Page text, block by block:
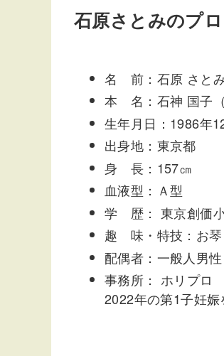
石原さとみのプ
名 前：石原 さとみ
本 名：石神 国子（
生年月日：1986年
出身地：東京都
身 長：157㎝
血液型：Ａ型
学 歴： 東京創価
趣 味・特技：お琴
配偶者：一般人男性
事務所： ホリプロ
2022年の第1子妊